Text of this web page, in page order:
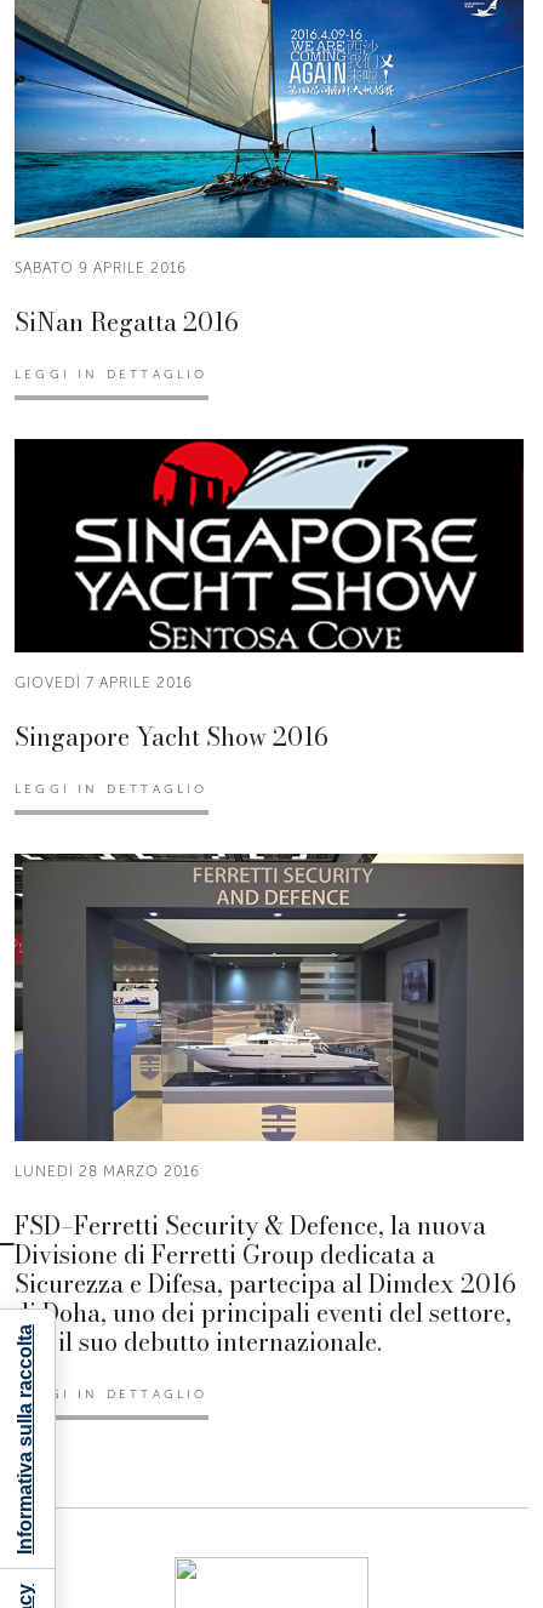
SABATO 9 APRILE 2016
SiNan Regatta 2016
LEGGI IN DETTAGLIO
GIOVEDÌ 7 APRILE 2016
Singapore Yacht Show 2016
LEGGI IN DETTAGLIO
LUNEDÌ 28 MARZO 2016
FSD–Ferretti Security & Defence, la nuova
Divisione di Ferretti Group dedicata a
Sicurezza e Difesa, partecipa al Dimdex 2016
di Doha, uno dei principali eventi del settore,
per il suo debutto internazionale.
LEGGI IN DETTAGLIO
Informativa sulla raccolta